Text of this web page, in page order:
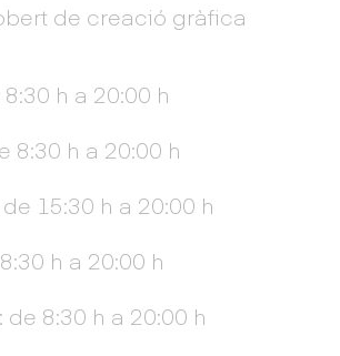
de creació gràfica
h a 20:00 h
8:30 h a 20:00 h
15:30 h a 20:00 h
h a 20:00 h
de 8:30 h a 20:00 h